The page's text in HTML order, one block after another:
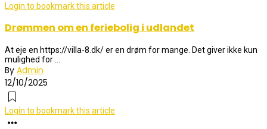
Login to bookmark this article
Drømmen om en feriebolig i udlandet
At eje en https://villa-8.dk/ er en drøm for mange. Det giver ikke kun
mulighed for ...
By Admin
12/10/2025
Login to bookmark this article